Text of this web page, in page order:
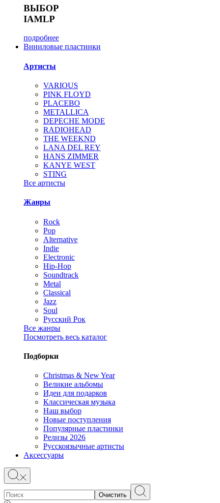
ВЫБОР
IAMLP
подробнее
Виниловые пластинки
Артисты
VARIOUS
PINK FLOYD
PLACEBO
METALLICA
DEPECHE MODE
RADIOHEAD
THE WEEKND
LANA DEL REY
HANS ZIMMER
KANYE WEST
STING
Все артисты
Жанры
Rock
Pop
Alternative
Indie
Electronic
Hip-Hop
Soundtrack
Metal
Classical
Jazz
Soul
Русский Рок
Все жанры
Посмотреть весь каталог
Подборки
Christmas & New Year
Великие альбомы
Идеи для подарков
Классическая музыка
Наш выбор
Новые поступления
Популярные пластинки
Релизы 2026
Русскоязычные артисты
Аксессуары
Очистить